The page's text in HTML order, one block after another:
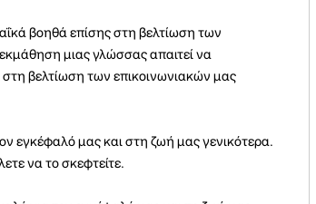
βοηθά επίσης στη βελτίωση των
μιας γλώσσας απαιτεί να
βελτίωση των επικοινωνιακών μας
εγκέφαλό μας και στη ζωή μας γενικότερα.
να το σκεφτείτε.